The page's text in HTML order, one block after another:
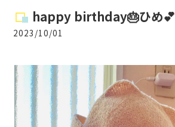
happy birthday🎂ひめ💕
2023/10/01